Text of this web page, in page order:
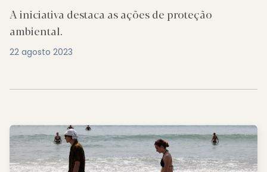
A iniciativa destaca as ações de proteção
ambiental.
22 agosto 2023